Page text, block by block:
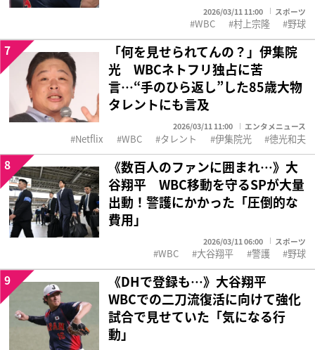
2026/03/11 11:00 スポーツ
WBC 村上宗隆 野球
「何を見せられてんの？」伊集院
光 WBCネトフリ独占に苦
言…“手のひら返し”した85歳大物
タレントにも言及
2026/03/11 11:00 エンタメニュース
7
Netflix WBC タレント 伊集院光 徳光和夫
《数百人のファンに囲まれ…》大
谷翔平 WBC移動を守るSPが大量
出動！警護にかかった「圧倒的な
費用」
2026/03/11 06:00 スポーツ
8
WBC 大谷翔平 警護 野球
《DHで登録も…》大谷翔平
WBCでの二刀流復活に向けて強化
試合で見せていた「気になる行
動」
9